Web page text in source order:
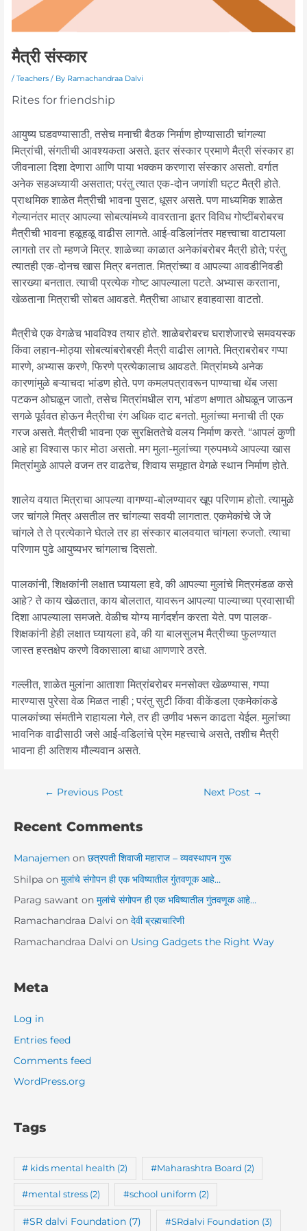
मैत्री संस्कार
/ Teachers/ By Ramachandraa Dalvi
Rites for friendship
आयुष्य घडवण्यासाठी, तसेच मनाची बैठक निर्माण होण्यासाठी चांगल्या
मित्रांची, संगतीची आवश्यकता असते. इतर संस्कार प्रमाणे मैत्री संस्कार हा
जीवनाला दिशा देणारा आणि पाया भक्कम करणारा संस्कार असतो. वर्गात
अनेक सहअध्यायी असतात; परंतु त्यात एक-दोन जणांशी घट्ट मैत्री होते.
प्राथमिक शाळेत मैत्रीची भावना पुसट, धूसर असते. पण माध्यमिक शाळेत
गेल्यानंतर मात्र आपल्या सोबत्यांमध्ये वावरताना इतर विविध गोष्टींबरोबरच
मैत्रीची भावना हळूहळू वाढीस लागते. आई-वडिलांनंतर महत्त्वाचा वाटायला
लागतो तर तो म्हणजे मित्र. शाळेच्या काळात अनेकांबरोबर मैत्री होते; परंतु
त्यातही एक-दोनच खास मित्र बनतात. मित्रांच्या व आपल्या आवडीनिवडी
सारख्या बनतात. त्याची प्रत्येक गोष्ट आपल्याला पटते. अभ्यास करताना,
खेळताना मित्राची सोबत आवडते. मैत्रीचा आधार हवाहवासा वाटतो.
मैत्रीचे एक वेगळेच भावविश्व तयार होते. शाळेबरोबरच घराशेजारचे समवयस्क
किंवा लहान-मोठ्या सोबत्यांबरोबरही मैत्री वाढीस लागते. मित्राबरोबर गप्पा
मारणे, अभ्यास करणे, फिरणे प्रत्येकालाच आवडते. मित्रांमध्ये अनेक
कारणांमुळे बऱ्याचदा भांडण होते. पण कमलपत्रावरून पाण्याचा थेंब जसा
पटकन ओघळून जातो, तसेच मित्रांमधील राग, भांडण क्षणात ओघळून जाऊन
सगळे पूर्ववत होऊन मैत्रीचा रंग अधिक दाट बनतो. मुलांच्या मनाची ती एक
गरज असते. मैत्रीची भावना एक सुरक्षिततेचे वलय निर्माण करते. “आपलं कुणी
आहे हा विश्वास फार मोठा असतो. मग मुला-मुलांच्या ग्रुपमध्ये आपल्या खास
मित्रांमुळे आपले वजन तर वाढतेच, शिवाय समूहात वेगळे स्थान निर्माण होते.
शालेय वयात मित्राचा आपल्या वागण्या-बोलण्यावर खूप परिणाम होतो. त्यामुळे
जर चांगले मित्र असतील तर चांगल्या सवयी लागतात. एकमेकांचे जे जे
चांगले ते ते प्रत्येकाने घेतले तर हा संस्कार बालवयात चांगला रुजतो. त्याचा
परिणाम पुढे आयुष्यभर चांगलाच दिसतो.
पालकांनी, शिक्षकांनी लक्षात घ्यायला हवे, की आपल्या मुलांचे मित्रमंडळ कसे
आहे? ते काय खेळतात, काय बोलतात, यावरून आपल्या पाल्याच्या प्रवासाची
दिशा आपल्याला समजते. वेळीच योग्य मार्गदर्शन करता येते. पण पालक-
शिक्षकांनी हेही लक्षात घ्यायला हवे, की या बालसुलभ मैत्रीच्या फुलण्यात
जास्त हस्तक्षेप करणे विकासाला बाधा आणणारे ठरते.
गल्लीत, शाळेत मुलांना आताशा मित्रांबरोबर मनसोक्त खेळण्यास, गप्पा
मारण्यास पुरेसा वेळ मिळत नाही ; परंतु सुटी किंवा वीकेंडला एकमेकांकडे
पालकांच्या संमतीने राहायला गेले, तर ही उणीव भरून काढता येईल. मुलांच्या
भावनिक वाढीसाठी जसे आई-वडिलांचे प्रेम महत्त्वाचे असते, तशीच मैत्री
भावना ही अतिशय मौल्यवान असते.
← Previous Post Next Post →
Recent Comments
Manajemenon छत्रपती शिवाजी महाराज – व्यवस्थापन गुरू
Shilpa on मुलांचे संगोपन ही एक भविष्यातील गुंतवणूक आहे…
Parag sawant on मुलांचे संगोपन ही एक भविष्यातील गुंतवणूक आहे…
Ramachandraa Dalvi on देवी ब्रह्मचारिणी
Ramachandraa Dalvi on Using Gadgets the Right Way
Meta
Log in
Entries feed
Comments feed
WordPress.org
Tags
# kids mental health (2) #Maharashtra Board (2)
#mental stress (2) #school uniform (2)
#SR dalvi Foundation (7) #SRdalvi Foundation (3)